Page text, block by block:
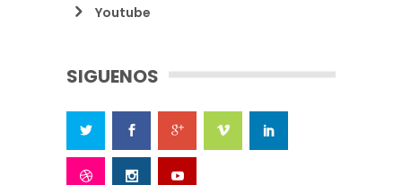
Youtube
SIGUENOS